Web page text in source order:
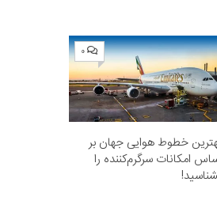
۰
خطوط هوایی جهان بر
امکانات سرگرم‌کننده را